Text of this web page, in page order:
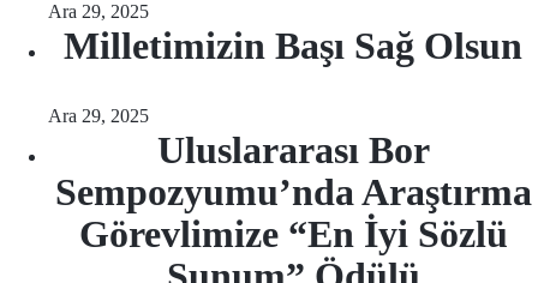
Ara 29, 2025
Milletimizin Başı Sağ Olsun
Ara 29, 2025
Uluslararası Bor
Sempozyumu’nda Araştırma
Görevlimize “En İyi Sözlü